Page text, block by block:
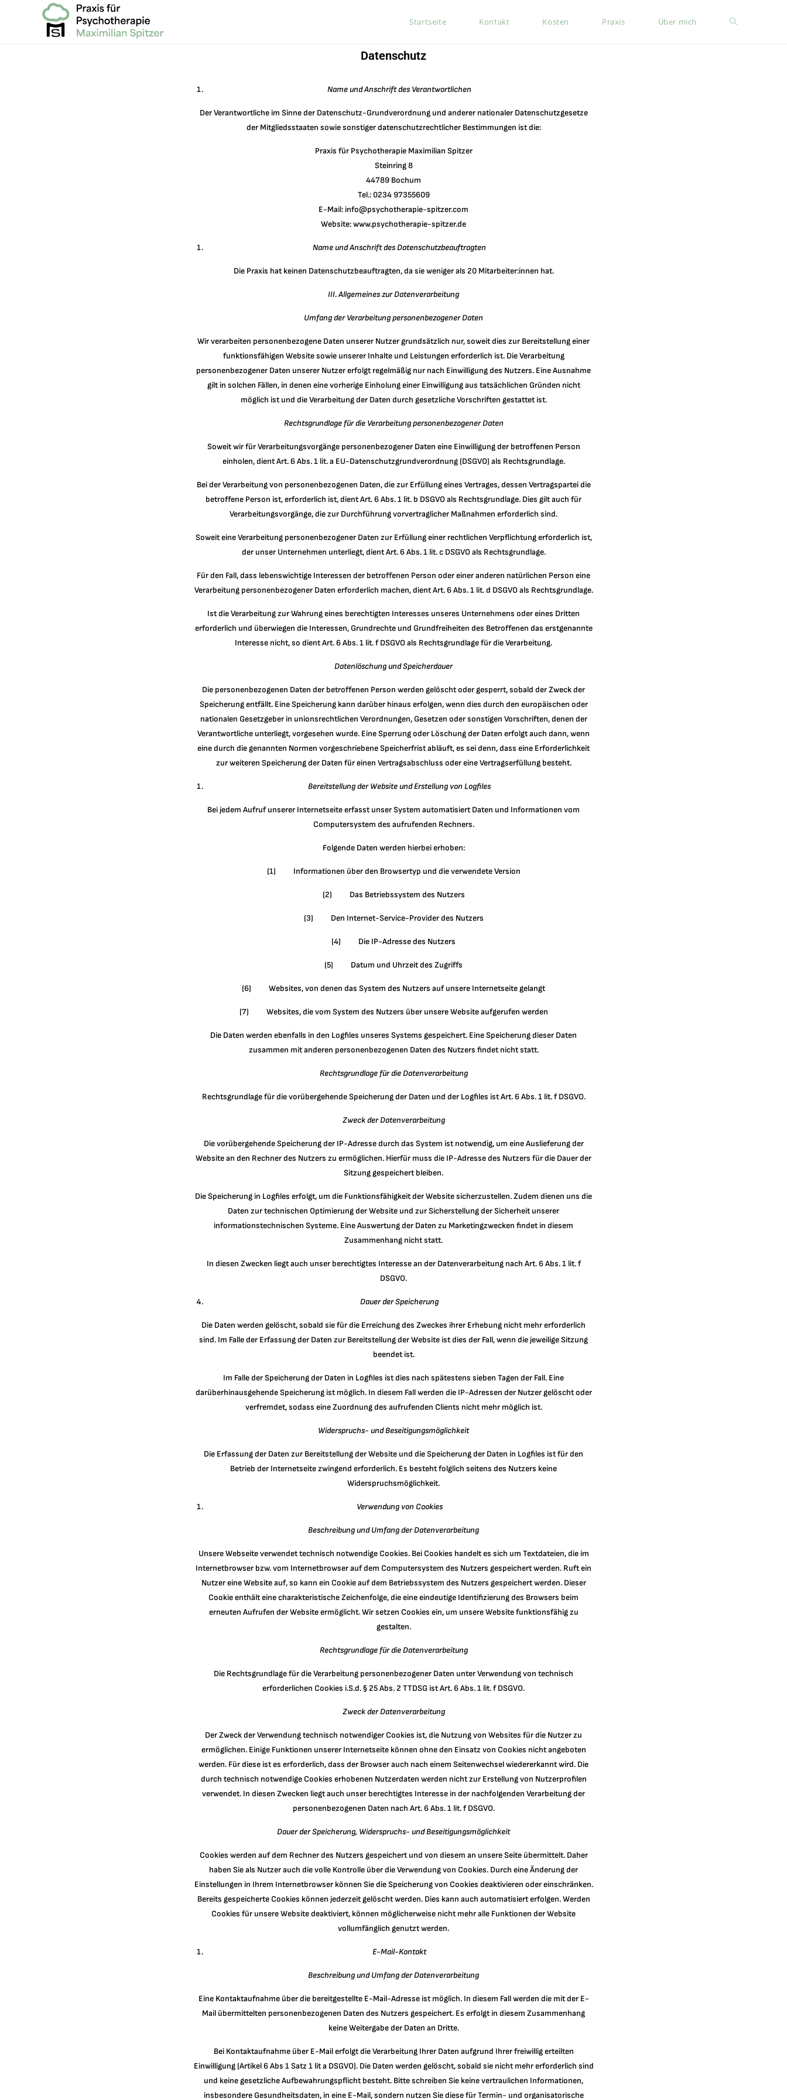
Startseite Kontakt Kosten Praxis Über mich
Datenschutz
Name und Anschrift des Verantwortlichen
Der Verantwortliche im Sinne der Datenschutz-Grundverordnung und anderer nationaler Datenschutzgesetze
der Mitgliedsstaaten sowie sonstiger datenschutzrechtlicher Bestimmungen ist die:
Praxis für Psychotherapie Maximilian Spitzer
Steinring 8
44789 Bochum
Tel.: 0234 97355609
E-Mail: info@psychotherapie-spitzer.com
Website: www.psychotherapie-spitzer.de
Name und Anschrift des Datenschutzbeauftragten
Die Praxis hat keinen Datenschutzbeauftragten, da sie weniger als 20 Mitarbeiter:innen hat.
III. Allgemeines zur Datenverarbeitung
Umfang der Verarbeitung personenbezogener Daten
Wir verarbeiten personenbezogene Daten unserer Nutzer grundsätzlich nur, soweit dies zur Bereitstellung einer
funktionsfähigen Website sowie unserer Inhalte und Leistungen erforderlich ist. Die Verarbeitung
personenbezogener Daten unserer Nutzer erfolgt regelmäßig nur nach Einwilligung des Nutzers. Eine Ausnahme
gilt in solchen Fällen, in denen eine vorherige Einholung einer Einwilligung aus tatsächlichen Gründen nicht
möglich ist und die Verarbeitung der Daten durch gesetzliche Vorschriften gestattet ist.
Rechtsgrundlage für die Verarbeitung personenbezogener Daten
Soweit wir für Verarbeitungsvorgänge personenbezogener Daten eine Einwilligung der betroffenen Person
einholen, dient Art. 6 Abs. 1 lit. a EU-Datenschutzgrundverordnung (DSGVO) als Rechtsgrundlage.
Bei der Verarbeitung von personenbezogenen Daten, die zur Erfüllung eines Vertrages, dessen Vertragspartei die
betroffene Person ist, erforderlich ist, dient Art. 6 Abs. 1 lit. b DSGVO als Rechtsgrundlage. Dies gilt auch für
Verarbeitungsvorgänge, die zur Durchführung vorvertraglicher Maßnahmen erforderlich sind.
Soweit eine Verarbeitung personenbezogener Daten zur Erfüllung einer rechtlichen Verpflichtung erforderlich ist,
der unser Unternehmen unterliegt, dient Art. 6 Abs. 1 lit. c DSGVO als Rechtsgrundlage.
Für den Fall, dass lebenswichtige Interessen der betroffenen Person oder einer anderen natürlichen Person eine
Verarbeitung personenbezogener Daten erforderlich machen, dient Art. 6 Abs. 1 lit. d DSGVO als Rechtsgrundlage.
Ist die Verarbeitung zur Wahrung eines berechtigten Interesses unseres Unternehmens oder eines Dritten
erforderlich und überwiegen die Interessen, Grundrechte und Grundfreiheiten des Betroffenen das erstgenannte
Interesse nicht, so dient Art. 6 Abs. 1 lit. f DSGVO als Rechtsgrundlage für die Verarbeitung.
Datenlöschung und Speicherdauer
Die personenbezogenen Daten der betroffenen Person werden gelöscht oder gesperrt, sobald der Zweck der
Speicherung entfällt. Eine Speicherung kann darüber hinaus erfolgen, wenn dies durch den europäischen oder
nationalen Gesetzgeber in unionsrechtlichen Verordnungen, Gesetzen oder sonstigen Vorschriften, denen der
Verantwortliche unterliegt, vorgesehen wurde. Eine Sperrung oder Löschung der Daten erfolgt auch dann, wenn
eine durch die genannten Normen vorgeschriebene Speicherfrist abläuft, es sei denn, dass eine Erforderlichkeit
zur weiteren Speicherung der Daten für einen Vertragsabschluss oder eine Vertragserfüllung besteht.
Bereitstellung der Website und Erstellung von Logfiles
Bei jedem Aufruf unserer Internetseite erfasst unser System automatisiert Daten und Informationen vom
Computersystem des aufrufenden Rechners.
Folgende Daten werden hierbei erhoben:
(1) Informationen über den Browsertyp und die verwendete Version
(2) Das Betriebssystem des Nutzers
(3) Den Internet-Service-Provider des Nutzers
(4) Die IP-Adresse des Nutzers
(5) Datum und Uhrzeit des Zugriffs
(6) Websites, von denen das System des Nutzers auf unsere Internetseite gelangt
(7) Websites, die vom System des Nutzers über unsere Website aufgerufen werden
Die Daten werden ebenfalls in den Logfiles unseres Systems gespeichert. Eine Speicherung dieser Daten
zusammen mit anderen personenbezogenen Daten des Nutzers findet nicht statt.
Rechtsgrundlage für die Datenverarbeitung
Rechtsgrundlage für die vorübergehende Speicherung der Daten und der Logfiles ist Art. 6 Abs. 1 lit. f DSGVO.
Zweck der Datenverarbeitung
Die vorübergehende Speicherung der IP-Adresse durch das System ist notwendig, um eine Auslieferung der
Website an den Rechner des Nutzers zu ermöglichen. Hierfür muss die IP-Adresse des Nutzers für die Dauer der
Sitzung gespeichert bleiben.
Die Speicherung in Logfiles erfolgt, um die Funktionsfähigkeit der Website sicherzustellen. Zudem dienen uns die
Daten zur technischen Optimierung der Website und zur Sicherstellung der Sicherheit unserer
informationstechnischen Systeme. Eine Auswertung der Daten zu Marketingzwecken findet in diesem
Zusammenhang nicht statt.
In diesen Zwecken liegt auch unser berechtigtes Interesse an der Datenverarbeitung nach Art. 6 Abs. 1 lit. f
DSGVO.
Dauer der Speicherung
Die Daten werden gelöscht, sobald sie für die Erreichung des Zweckes ihrer Erhebung nicht mehr erforderlich
sind. Im Falle der Erfassung der Daten zur Bereitstellung der Website ist dies der Fall, wenn die jeweilige Sitzung
beendet ist.
Im Falle der Speicherung der Daten in Logfiles ist dies nach spätestens sieben Tagen der Fall. Eine
darüberhinausgehende Speicherung ist möglich. In diesem Fall werden die IP-Adressen der Nutzer gelöscht oder
verfremdet, sodass eine Zuordnung des aufrufenden Clients nicht mehr möglich ist.
Widerspruchs- und Beseitigungsmöglichkeit
Die Erfassung der Daten zur Bereitstellung der Website und die Speicherung der Daten in Logfiles ist für den
Betrieb der Internetseite zwingend erforderlich. Es besteht folglich seitens des Nutzers keine
Widerspruchsmöglichkeit.
Verwendung von Cookies
Beschreibung und Umfang der Datenverarbeitung
Unsere Webseite verwendet technisch notwendige Cookies. Bei Cookies handelt es sich um Textdateien, die im
Internetbrowser bzw. vom Internetbrowser auf dem Computersystem des Nutzers gespeichert werden. Ruft ein
Nutzer eine Website auf, so kann ein Cookie auf dem Betriebssystem des Nutzers gespeichert werden. Dieser
Cookie enthält eine charakteristische Zeichenfolge, die eine eindeutige Identifizierung des Browsers beim
erneuten Aufrufen der Website ermöglicht. Wir setzen Cookies ein, um unsere Website funktionsfähig zu
gestalten.
Rechtsgrundlage für die Datenverarbeitung
Die Rechtsgrundlage für die Verarbeitung personenbezogener Daten unter Verwendung von technisch
erforderlichen Cookies i.S.d. § 25 Abs. 2 TTDSG ist Art. 6 Abs. 1 lit. f DSGVO.
Zweck der Datenverarbeitung
Der Zweck der Verwendung technisch notwendiger Cookies ist, die Nutzung von Websites für die Nutzer zu
ermöglichen. Einige Funktionen unserer Internetseite können ohne den Einsatz von Cookies nicht angeboten
werden. Für diese ist es erforderlich, dass der Browser auch nach einem Seitenwechsel wiedererkannt wird. Die
durch technisch notwendige Cookies erhobenen Nutzerdaten werden nicht zur Erstellung von Nutzerprofilen
verwendet. In diesen Zwecken liegt auch unser berechtigtes Interesse in der nachfolgenden Verarbeitung der
personenbezogenen Daten nach Art. 6 Abs. 1 lit. f DSGVO.
Dauer der Speicherung, Widerspruchs- und Beseitigungsmöglichkeit
Cookies werden auf dem Rechner des Nutzers gespeichert und von diesem an unsere Seite übermittelt. Daher
haben Sie als Nutzer auch die volle Kontrolle über die Verwendung von Cookies. Durch eine Änderung der
Einstellungen in Ihrem Internetbrowser können Sie die Speicherung von Cookies deaktivieren oder einschränken.
Bereits gespeicherte Cookies können jederzeit gelöscht werden. Dies kann auch automatisiert erfolgen. Werden
Cookies für unsere Website deaktiviert, können möglicherweise nicht mehr alle Funktionen der Website
vollumfänglich genutzt werden.
E-Mail-Kontakt
Beschreibung und Umfang der Datenverarbeitung
Eine Kontaktaufnahme über die bereitgestellte E-Mail-Adresse ist möglich. In diesem Fall werden die mit der E-
Mail übermittelten personenbezogenen Daten des Nutzers gespeichert. Es erfolgt in diesem Zusammenhang
keine Weitergabe der Daten an Dritte.
Bei Kontaktaufnahme über E-Mail erfolgt die Verarbeitung Ihrer Daten aufgrund Ihrer freiwillig erteilten
Einwilligung (Artikel 6 Abs 1 Satz 1 lit a DSGVO). Die Daten werden gelöscht, sobald sie nicht mehr erforderlich sind
und keine gesetzliche Aufbewahrungspflicht besteht. Bitte schreiben Sie keine vertraulichen Informationen,
insbesondere Gesundheitsdaten, in eine E-Mail, sondern nutzen Sie diese für Termin- und organisatorische